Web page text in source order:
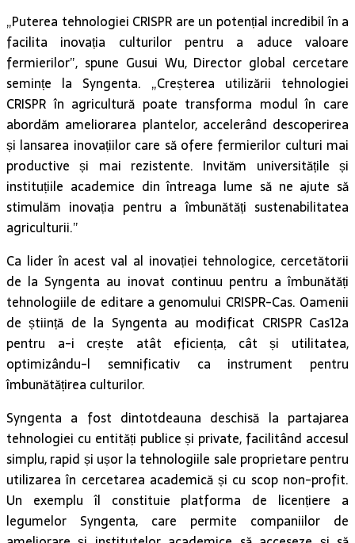
„Puterea tehnologiei CRISPR are un potențial incredibil în a
facilita inovația culturilor pentru a aduce valoare
fermierilor”, spune Gusui Wu, Director global cercetare
semințe la Syngenta. „Creșterea utilizării tehnologiei
CRISPR în agricultură poate transforma modul în care
abordăm ameliorarea plantelor, accelerând descoperirea
și lansarea inovațiilor care să ofere fermierilor culturi mai
productive și mai rezistente. Invităm universitățile și
instituțiile academice din întreaga lume să ne ajute să
stimulăm inovația pentru a îmbunătăți sustenabilitatea
agriculturii.”
Ca lider în acest val al inovației tehnologice, cercetătorii
de la Syngenta au inovat continuu pentru a îmbunătăți
tehnologiile de editare a genomului CRISPR-Cas. Oamenii
de știință de la Syngenta au modificat CRISPR Cas12a
pentru a-i crește atât eficiența, cât și utilitatea,
optimizându-l semnificativ ca instrument pentru
îmbunătățirea culturilor.
Syngenta a fost dintotdeauna deschisă la partajarea
tehnologiei cu entități publice și private, facilitând accesul
simplu, rapid și ușor la tehnologiile sale proprietare pentru
utilizarea în cercetarea academică și cu scop non-profit.
Un exemplu îl constituie platforma de licențiere a
legumelor Syngenta, care permite companiilor de